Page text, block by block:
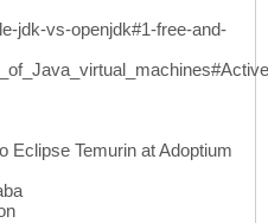
jdk-vs-openjdk#1-free-and-
Eclipse Temurin at Adoptium